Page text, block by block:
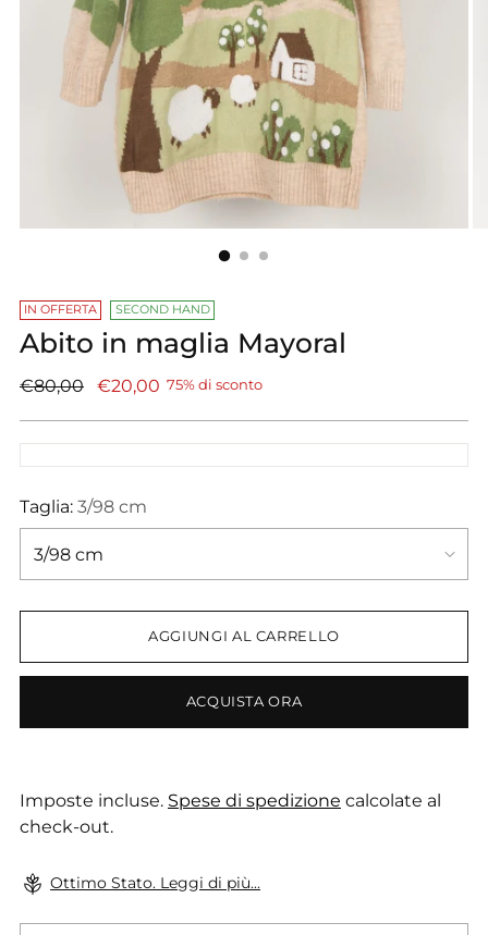
IN OFFERTA SECOND HAND
Abito in maglia Mayoral
Prezzo
€80,00 €20,00 75% di sconto
Taglia: 3/98 cm
AGGIUNGI AL CARRELLO
ACQUISTA ORA
Imposte incluse. Spese di spedizione calcolate al
check-out.
Ottimo Stato. Leggi di più...